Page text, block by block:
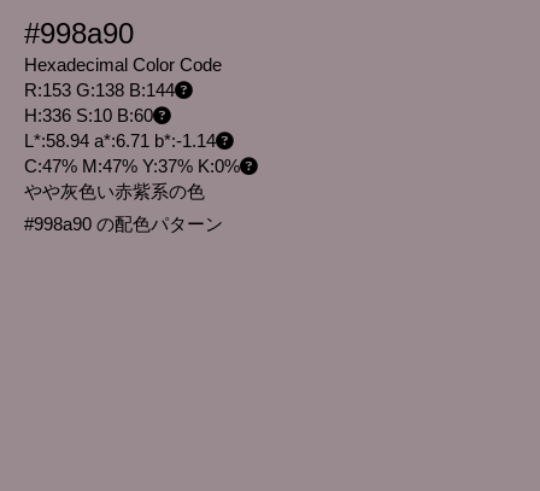
#998a90
Hexadecimal Color Code
R:153 G:138 B:144
H:336 S:10 B:60
L*:58.94 a*:6.71 b*:-1.14
C:47% M:47% Y:37% K:0%
やや灰色い赤紫系の色
#998a90 の配色パターン